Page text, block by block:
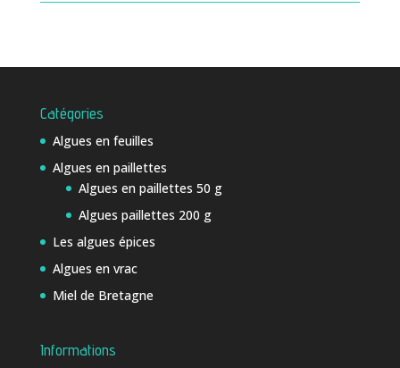
Catégories
Algues en feuilles
Algues en paillettes
Algues en paillettes 50 g
Algues paillettes 200 g
Les algues épices
Algues en vrac
Miel de Bretagne
Informations